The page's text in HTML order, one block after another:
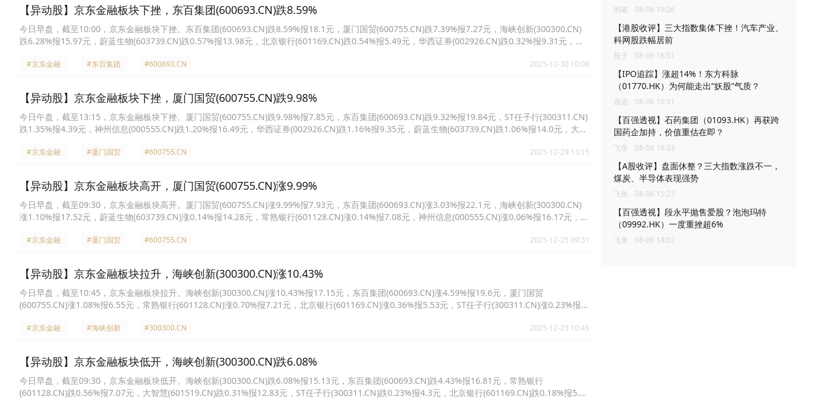
【异动股】京东金融板块下挫，东百集团(600693.CN)跌8.59%
今日早盘，截至10:00，京东金融板块下挫。东百集团(600693.CN)跌8.59%报18.1元，厦门国贸(600755.CN)跌7.39%报7.27元，海峡创新(300300.CN)
跌6.28%报15.97元，蔚蓝生物(603739.CN)跌0.57%报13.98元，北京银行(601169.CN)跌0.54%报5.49元，华西证券(002926.CN)跌0.32%报9.31元，常
#京东金融 #东百集团 #600693.CN 2025-12-30 10:00
【异动股】京东金融板块下挫，厦门国贸(600755.CN)跌9.98%
今日午盘，截至13:15，京东金融板块下挫。厦门国贸(600755.CN)跌9.98%报7.85元，东百集团(600693.CN)跌9.32%报19.84元，ST任子行(300311.CN)
跌1.35%报4.39元，神州信息(000555.CN)跌1.20%报16.49元，华西证券(002926.CN)跌1.16%报9.35元，蔚蓝生物(603739.CN)跌1.06%报14.0元，大智
#京东金融 #厦门国贸 #600755.CN 2025-12-29 13:15
【异动股】京东金融板块高开，厦门国贸(600755.CN)涨9.99%
今日早盘，截至09:30，京东金融板块高开。厦门国贸(600755.CN)涨9.99%报7.93元，东百集团(600693.CN)涨3.03%报22.1元，海峡创新(300300.CN)
涨1.10%报17.52元，蔚蓝生物(603739.CN)涨0.14%报14.28元，常熟银行(601128.CN)涨0.14%报7.08元，神州信息(000555.CN)涨0.06%报16.17元，
#京东金融 #厦门国贸 #600755.CN 2025-12-25 09:31
【异动股】京东金融板块拉升，海峡创新(300300.CN)涨10.43%
今日早盘，截至10:45，京东金融板块拉升。海峡创新(300300.CN)涨10.43%报17.15元，东百集团(600693.CN)涨4.59%报19.6元，厦门国贸
(600755.CN)涨1.08%报6.55元，常熟银行(601128.CN)涨0.70%报7.21元，北京银行(601169.CN)涨0.36%报5.53元，ST任子行(300311.CN)涨0.23%报
#京东金融 #海峡创新 #300300.CN 2025-12-23 10:45
【异动股】京东金融板块低开，海峡创新(300300.CN)跌6.08%
今日早盘，截至09:30，京东金融板块低开。海峡创新(300300.CN)跌6.08%报15.13元，东百集团(600693.CN)跌4.43%报16.81元，常熟银行
(601128.CN)跌0.56%报7.07元，大智慧(601519.CN)跌0.31%报12.83元，ST任子行(300311.CN)跌0.23%报4.3元，北京银行(601169.CN)跌0.18%报5.5
明羲 08-06 19:26
【港股收评】三大指数集体下挫！汽车产业、
科网股跌幅居前
瓶子 08-06 16:51
【IPO追踪】涨超14%！东方科脉
（01770.HK）为何能走出“妖股”气质？
遥远 08-06 16:31
【百强透视】石药集团（01093.HK）再获跨
国药企加持，价值重估在即？
飞鱼 08-06 16:23
【A股收评】盘面休整？三大指数涨跌不一，
煤炭、半导体表现强势
飞鱼 08-06 15:23
【百强透视】段永平抛售爱股？泡泡玛特
（09992.HK）一度重挫超6%
飞鱼 08-06 14:02